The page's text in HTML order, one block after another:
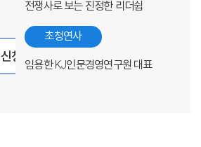
신청하기
전쟁사로 보는 진정한 리더쉽
초청연사
임용한 KJ인문경영연구원 대표